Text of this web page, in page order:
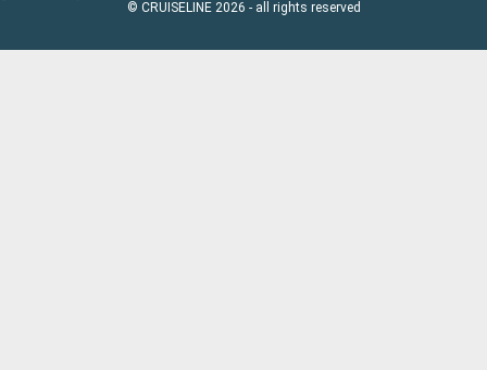
© CRUISELINE 2026 - all rights reserved